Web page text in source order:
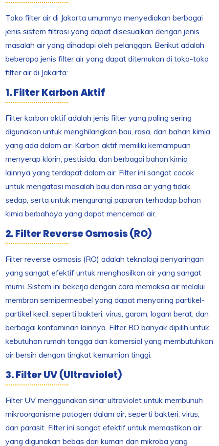
Toko filter air di Jakarta umumnya menyediakan berbagai
jenis sistem filtrasi yang dapat disesuaikan dengan jenis
masalah air yang dihadapi oleh pelanggan. Berikut adalah
beberapa jenis filter air yang dapat ditemukan di toko-toko
filter air di Jakarta:
1. Filter Karbon Aktif
Filter karbon aktif adalah jenis filter yang paling sering
digunakan untuk menghilangkan bau, rasa, dan bahan kimia
yang ada dalam air. Karbon aktif memiliki kemampuan
menyerap klorin, pestisida, dan berbagai bahan kimia
lainnya yang terdapat dalam air. Filter ini sangat cocok
untuk mengatasi masalah bau dan rasa air yang tidak
sedap, serta untuk mengurangi paparan terhadap bahan
kimia berbahaya yang dapat mencemari air.
2. Filter Reverse Osmosis (RO)
Filter reverse osmosis (RO) adalah teknologi penyaringan
yang sangat efektif untuk menghasilkan air yang sangat
murni. Sistem ini bekerja dengan cara memaksa air melalui
membran semipermeabel yang dapat menyaring partikel-
partikel kecil, seperti bakteri, virus, garam, logam berat, dan
berbagai kontaminan lainnya. Filter RO banyak dipilih untuk
kebutuhan rumah tangga dan komersial yang membutuhkan
air bersih dengan tingkat kemurnian tinggi.
3. Filter UV (Ultraviolet)
Filter UV menggunakan sinar ultraviolet untuk membunuh
mikroorganisme patogen dalam air, seperti bakteri, virus,
dan parasit. Filter ini sangat efektif untuk memastikan air
yang digunakan bebas dari kuman dan mikroba yang